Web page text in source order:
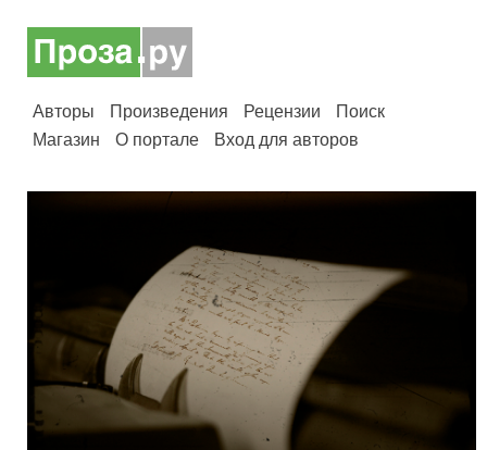
Авторы Произведения Рецензии
Поиск
Магазин
О портале Вход для авторов